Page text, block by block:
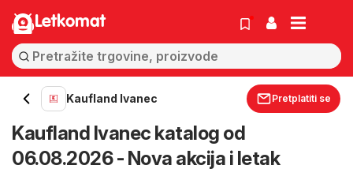
Letkomat
Kaufland Ivanec Pretplatiti se
Kaufland Ivanec katalog od
06.08.2026 - Nova akcija i letak